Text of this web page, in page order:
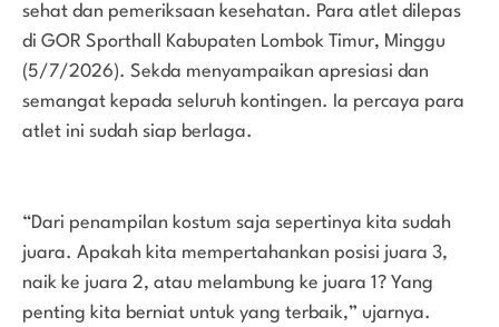
sehat dan pemeriksaan kesehatan. Para atlet dilepas
di GOR Sporthall Kabupaten Lombok Timur, Minggu
(5/7/2026). Sekda menyampaikan apresiasi dan
semangat kepada seluruh kontingen. Ia percaya para
atlet ini sudah siap berlaga.
“Dari penampilan kostum saja sepertinya kita sudah
juara. Apakah kita mempertahankan posisi juara 3,
naik ke juara 2, atau melambung ke juara 1? Yang
penting kita berniat untuk yang terbaik,” ujarnya.